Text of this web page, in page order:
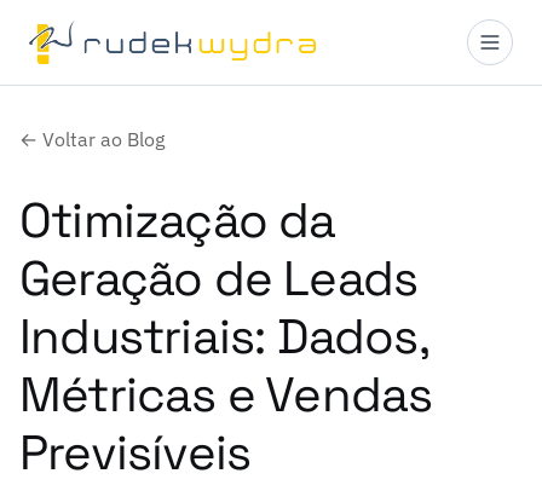
← Voltar ao Blog
Otimização da
Geração de Leads
Industriais: Dados,
Métricas e Vendas
Previsíveis